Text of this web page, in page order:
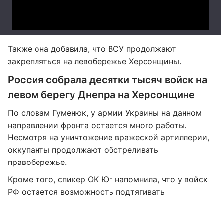
Также она добавила, что ВСУ продолжают
закрепляться на левобережье Херсонщины.
Россия собрала десятки тысяч войск на
левом берегу Днепра на Херсонщине
По словам Гуменюк, у армии Украины на данном
направлении фронта остается много работы.
Несмотря на уничтожение вражеской артиллерии,
оккупанты продолжают обстреливать
правобережье.
Кроме того, спикер ОК Юг напомнила, что у войск
РФ остается возможность подтягивать